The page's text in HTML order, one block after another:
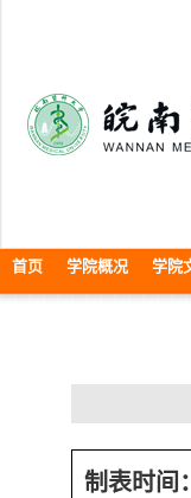
首页 学院概况 学院
制表